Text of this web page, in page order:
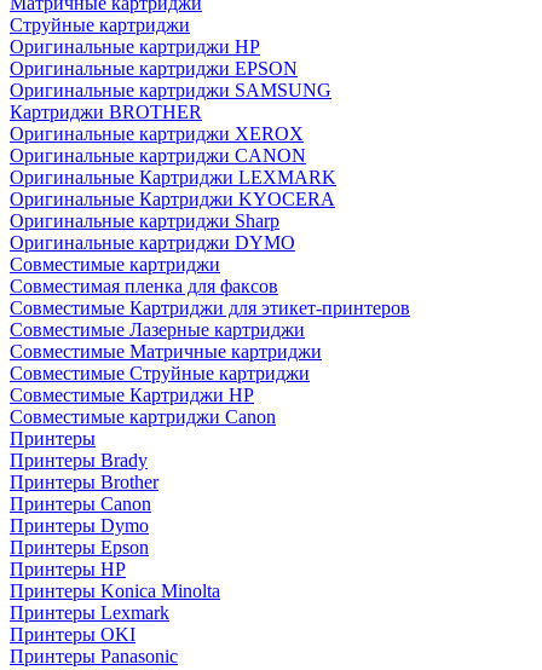
Струйные картриджи
Оригинальные картриджи HP
Оригинальные картриджи EPSON
Оригинальные картриджи SAMSUNG
Картриджи BROTHER
Оригинальные картриджи XEROX
Оригинальные картриджи CANON
Оригинальные Картриджи LEXMARK
Оригинальные Картриджи KYOCERA
Оригинальные картриджи Sharp
Оригинальные картриджи DYMO
Совместимые картриджи
Совместимая пленка для факсов
Совместимые Картриджи для этикет-принтеров
Совместимые Лазерные картриджи
Совместимые Матричные картриджи
Совместимые Струйные картриджи
Совместимые Картриджи HP
Совместимые картриджи Canon
Принтеры
Принтеры Brady
Принтеры Brother
Принтеры Canon
Принтеры Dymo
Принтеры Epson
Принтеры HP
Принтеры Konica Minolta
Принтеры Lexmark
Принтеры OKI
Принтеры Panasonic